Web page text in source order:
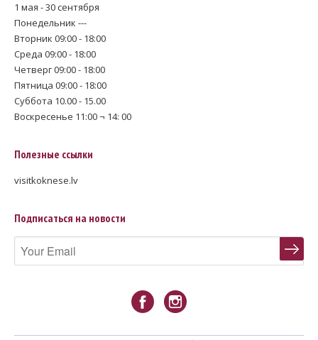
1 мая - 30 сентября
Понедельник ---
Вторник 09:00 - 18:00
Среда 09:00 - 18:00
Четверг 09:00 - 18:00
Пятница 09:00 - 18:00
Суббота 10.00 - 15.00
Воскресенье 11:00 ¬ 14: 00
Полезные ссылки
visitkoknese.lv
Подписаться на новости